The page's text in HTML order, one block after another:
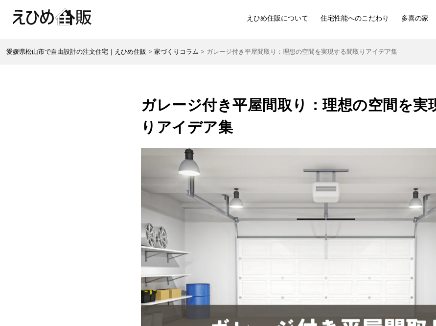
えひめ住販について 住宅性能へのこだわり 多喜の家
愛媛県松山市で自由設計の注文住宅｜えひめ住販 >家づくりコラム > ガレージ付き平屋間取り：理想の空間を実現する間取りアイデア集
ガレージ付き平屋間取り：理想の空間を実
りアイデア集